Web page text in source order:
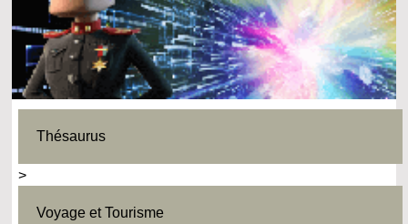
Thésaurus
>
Voyage et Tourisme